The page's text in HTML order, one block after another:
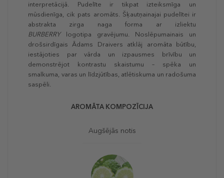
interpretācijā. Pudelīte ir tikpat izteiksmīga un
mūsdienīga, cik pats aromāts. Šķautņainajai pudelītei ir
abstrakta zirga naga forma ar izliektu
BURBERRYlogotipa gravējumu. Noslēpumainais un
drošsirdīgais Ādams Draivers atklāj aromāta būtību,
iestājoties par vārda un izpausmes brīvību un
demonstrējot kontrastu skaistumu – spēka un
smalkuma, varas un līdzjūtības, atlētiskuma un radošuma
saspēli.
AROMĀTA KOMPOZĪCIJA
Augšējās notis